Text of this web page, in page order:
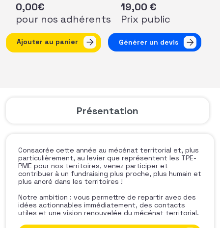
0,00€
pour nos adhérents
19,00 €
Prix public
quantité de Fundraising Tour AFF 2026 (Bretagne) - Le
Ajouter au panier Générer un devis
Présentation
Consacrée cette année au mécénat territorial et, plus
particulièrement, au levier que représentent les TPE-
PME pour nos territoires, venez participer et
contribuer à un fundraising plus proche, plus humain et
plus ancré dans les territoires !
Notre ambition : vous permettre de repartir avec des
idées actionnables immédiatement, des contacts
utiles et une vision renouvelée du mécénat territorial.